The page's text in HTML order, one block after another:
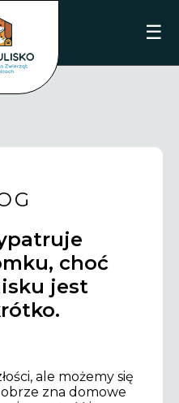
☰
choć
jest
ale możemy się
zna domowe